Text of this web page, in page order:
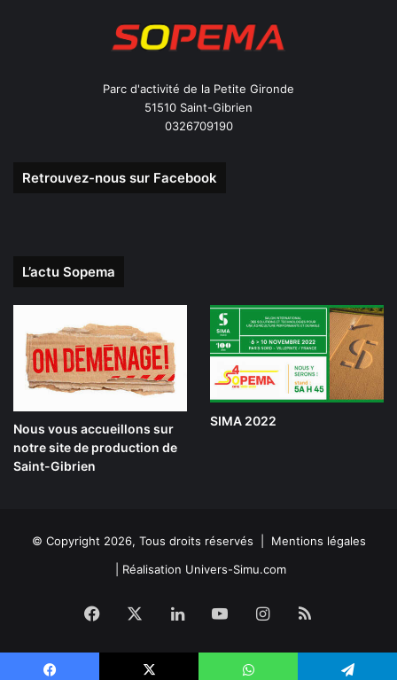
Parc d'activité de la Petite Gironde
51510 Saint-Gibrien
0326709190
Retrouvez-nous sur Facebook
L’actu Sopema
Nous vous accueillons sur
notre site de production de
Saint-Gibrien
SIMA 2022
© Copyright 2026, Tous droits réservés | Mentions légales
Réalisation Univers-Simu.com
Facebook LinkedinYouTubeInstagram
RSS